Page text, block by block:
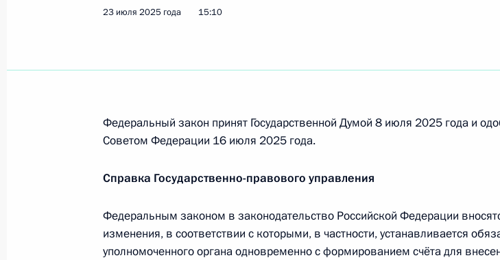
25 июля 2025 года, пятница
капитале ООО «Иви.ру»
25 июля 2025 года, 14:40
23 июля 2025 года 15:10
Федеральный закон принят Государственной Думой 8 июля 2025 года и
Советом Федерации 16 июля 2025 года.
Справка Государственно-правового управления
Федеральным законом в законодательство Российской Федерации
изменения, в соответствии с которыми, в частности, устанавливается
уполномоченного органа одновременно с формированием счёта для